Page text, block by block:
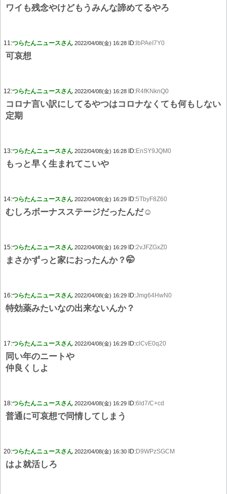
ワイも残念やけどもうみんな諦めてるやろ
11:つらたんニュースさん 2022/04/08(金) 16:28 ID: lbPAeI7Y0
可哀想
12:つらたんニュースさん 2022/04/08(金) 16:28 ID:R4fKNknQ0
コロナ言い訳にしてるやつはコロナなくても何もしない
定期
13:つらたんニュースさん 2022/04/08(金) 16:28 ID:EnSY9JQM0
もっと早く生まれてこいや
14:つらたんニュースさん 2022/04/08(金) 16:29 ID:5TbyF8Z60
むしろボーナスステージだったんだ☺
15:つらたんニュースさん 2022/04/08(金) 16:29 ID:2vJFZGxZ0
まさかずっと家におったんか？🤭
16:つらたんニュースさん 2022/04/08(金) 16:29 ID:Jmg64HwN0
特効薬みたいなの出来ないんか？
17:つらたんニュースさん 2022/04/08(金) 16:29 ID:clCvE0q20
同い年のニートや
仲良くしよ
18:つらたんニュースさん 2022/04/08(金) 16:29 ID:6ld7/C+cd
普通に可哀想で同情してしまう
20:つらたんニュースさん 2022/04/08(金) 16:30 ID:D9WPzSGCM
はよ就活しろ